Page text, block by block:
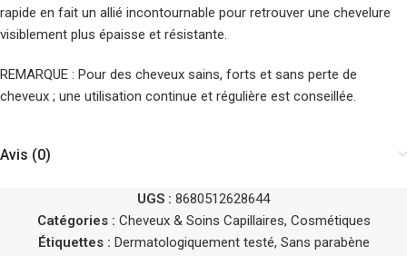
rapide en fait un allié incontournable pour retrouver une chevelure
visiblement plus épaisse et résistante.
REMARQUE : Pour des cheveux sains, forts et sans perte de
cheveux ; une utilisation continue et régulière est conseillée.
Avis (0)
UGS : 8680512628644
Catégories : Cheveux & Soins Capillaires, Cosmétiques
Étiquettes : Dermatologiquement testé, Sans parabène